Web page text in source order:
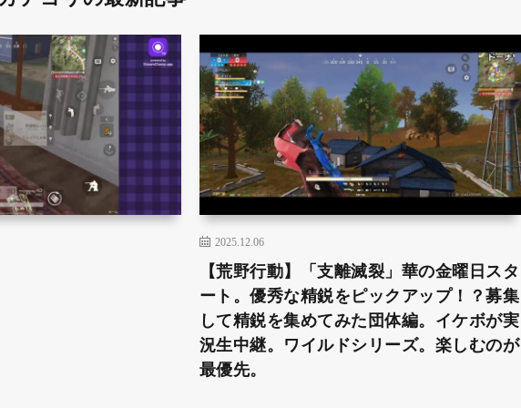
2025.12.06
【荒野行動】「支離滅裂」華の金曜日スタ
ート。優秀な精鋭をピックアップ！？募集
して精鋭を集めてみた団体編。イケボが実
況生中継。ワイルドシリーズ。楽しむのが
最優先。